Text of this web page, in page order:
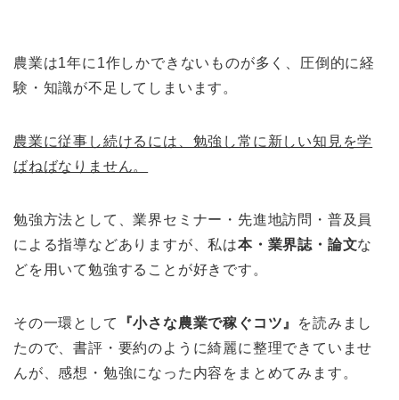
農業は1年に1作しかできないものが多く、圧倒的に経
験・知識が不足してしまいます。
農業に従事し続けるには、勉強し常に新しい知見を学
ばねばなりません。
勉強方法として、業界セミナー・先進地訪問・普及員
による指導などありますが、私は本・業界誌・論文な
どを用いて勉強することが好きです。
その一環として 『小さな農業で稼ぐコツ』
を読みまし
たので、書評・要約のように綺麗に整理できていませ
んが、感想・勉強になった内容をまとめてみます。